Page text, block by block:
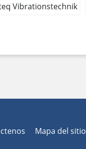
Vibrationstechnik
Mapa del sitio